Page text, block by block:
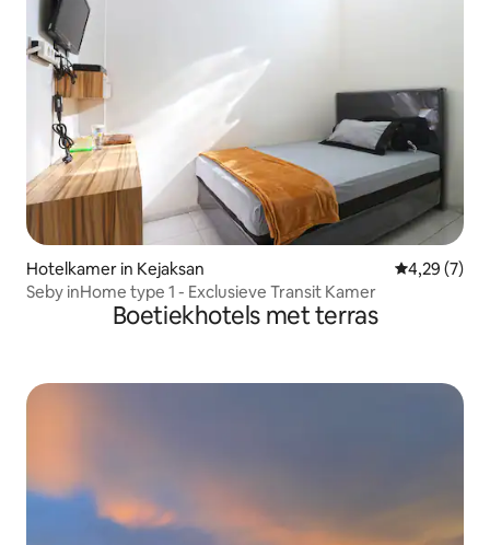
Hotelkamer in Kejaksan
4,29 (7)
Seby inHome type 1 - Exclusieve Transit Kamer
Boetiekhotels met terras